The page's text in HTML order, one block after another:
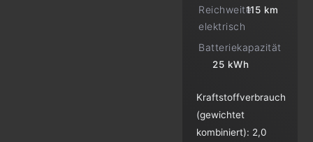
Reichweite
elektrisch
115 km
Batteriekapazität
25 kWh
Kraftstoffverbrauch
(gewichtet
kombiniert): 2,0